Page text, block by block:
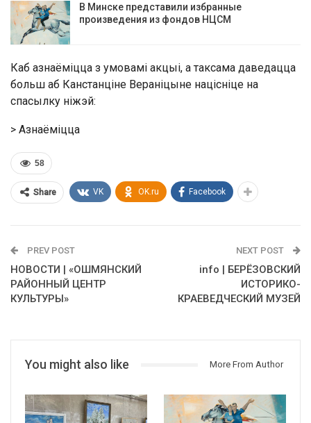
В Минске представили избранные
произведения из фондов НЦСМ
Каб азнаёміцца з умовамі акцыі, а таксама даведацца
больш аб Канстанціне Вераніцыне націсніце на
спасылку ніжэй:
> Азнаёміцца
58
Share VK OK.ru Facebook
PREV POST
НОВОСТИ | «ОШМЯНСКИЙ
РАЙОННЫЙ ЦЕНТР
КУЛЬТУРЫ»
NEXT POST
info | БЕРЁЗОВСКИЙ
ИСТОРИКО-
КРАЕВЕДЧЕСКИЙ МУЗЕЙ
You might also like More From Author